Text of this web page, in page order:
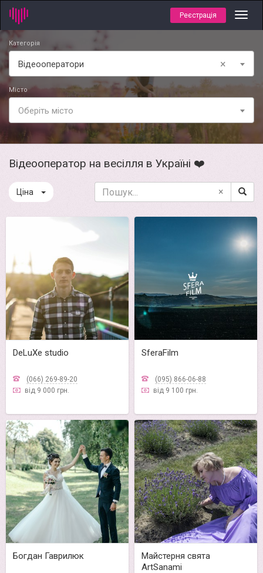
Реєстрація
Категорія
×
Відеооператори
Місто
Оберіть місто
Відеооператор на весілля в Україні ❤️
Ціна ×
DeLuXe studio
(066) 269-89-20
від 9 000 грн.
SferaFilm
(095) 866-06-88
від 9 100 грн.
Богдан Гаврилюк
Майстерня свята
ArtSanami